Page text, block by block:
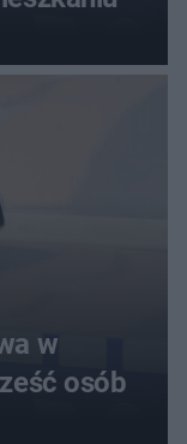
w
osób